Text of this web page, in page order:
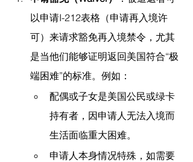
以申请I-212表格（申请再入境许
可）来请求豁免再入境禁令，尤其
是当他们能够证明返回美国符合“极
端困难”的标准。例如：
配偶或子女是美国公民或绿卡
持有者，因申请人无法入境而
生活面临重大困难。
申请人本身情况特殊，如需要